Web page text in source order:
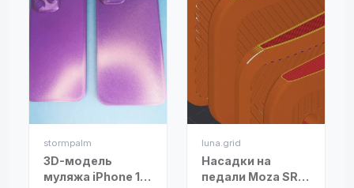
stormpalm
3D-модель
муляжа iPhone 14
luna.grid
Насадки на
педали Moza SRP